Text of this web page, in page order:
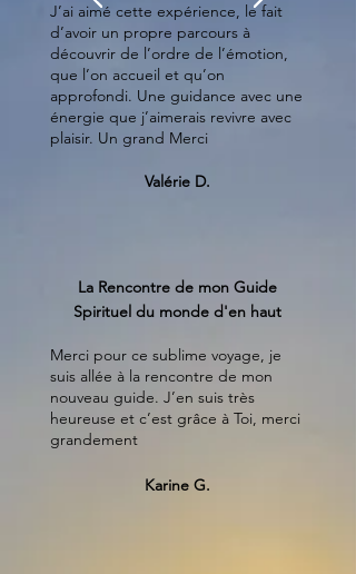
J’ai aimé cette expérience, le fait
d’avoir un propre parcours à
découvrir de l’ordre de l’émotion,
que l’on accueil et qu’on
approfondi. Une guidance avec une
énergie que j’aimerais revivre avec
plaisir. Un grand Merci
Valérie D.
La Rencontre de mon Guide
Spirituel du monde d'en haut
Merci pour ce sublime voyage, je
suis allée à la rencontre de mon
nouveau guide. J’en suis très
heureuse et c’est grâce à Toi, merci
grandement
Karine G.